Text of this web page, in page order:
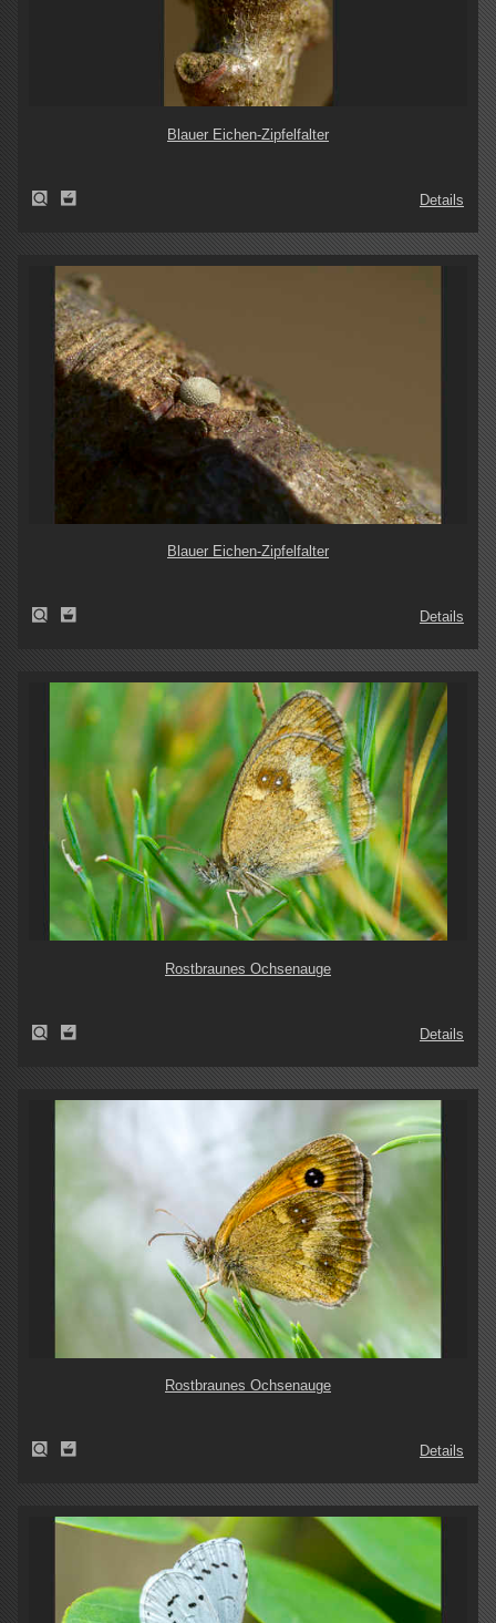
Blauer Eichen-Zipfelfalter
Details
Blauer Eichen-Zipfelfalter
Details
Rostbraunes Ochsenauge
Details
Rostbraunes Ochsenauge
Details